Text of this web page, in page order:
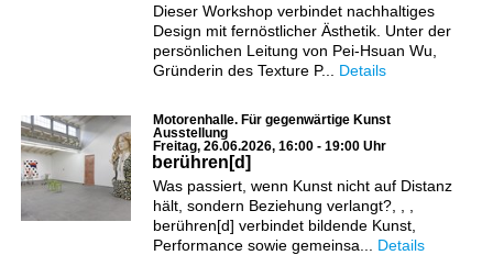
Dieser Workshop verbindet nachhaltiges
Design mit fernöstlicher Ästhetik. Unter der
persönlichen Leitung von Pei-Hsuan Wu,
Gründerin des Texture P... Details
Motorenhalle. Für gegenwärtige Kunst
Ausstellung
Freitag, 26.06.2026, 16:00 - 19:00 Uhr
berühren[d]
Was passiert, wenn Kunst nicht auf Distanz
hält, sondern Beziehung verlangt?, , ,
berühren[d] verbindet bildende Kunst,
Performance sowie gemeinsa... Details